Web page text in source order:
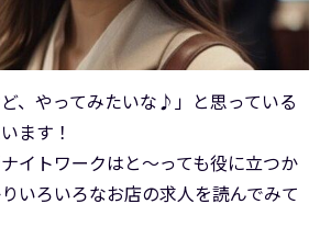
ど、やってみたいな♪」と思っている
ます！
イトワークはと～っても役に立つか
いろいろなお店の求人を読んでみて